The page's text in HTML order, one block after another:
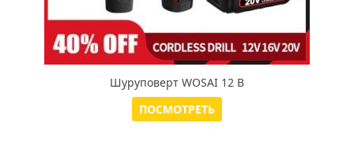
Шуруповерт WOSAI 12 В
ПОСМОТРЕТЬ